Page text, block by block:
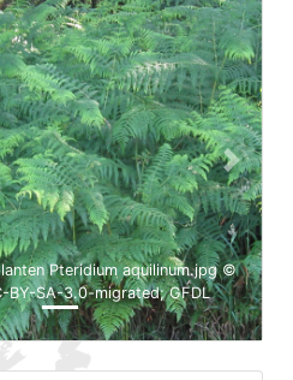
Pteridium aquilinum.jpg ©
BY-SA-3.0-migrated; GFDL
Next